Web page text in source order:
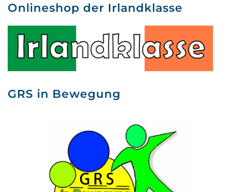
Onlineshop der Irlandklasse
GRS in Bewegung